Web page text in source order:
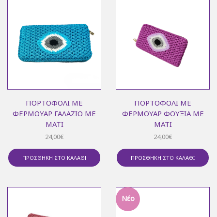
ΠΟΡΤΟΦΌΛΙ ΜΕ
ΦΕΡΜΟΥΆΡ ΓΑΛΆΖΙΟ ΜΕ
ΜΆΤΙ
24,00€
ΠΡΟΣΘΉΚΗ ΣΤΟ ΚΑΛΆΘΙ
ΠΟΡΤΟΦΌΛΙ ΜΕ
ΦΕΡΜΟΥΆΡ ΦΟΎΞΙΑ ΜΕ
ΜΆΤΙ
24,00€
ΠΡΟΣΘΉΚΗ ΣΤΟ ΚΑΛΆΘΙ
Νέο